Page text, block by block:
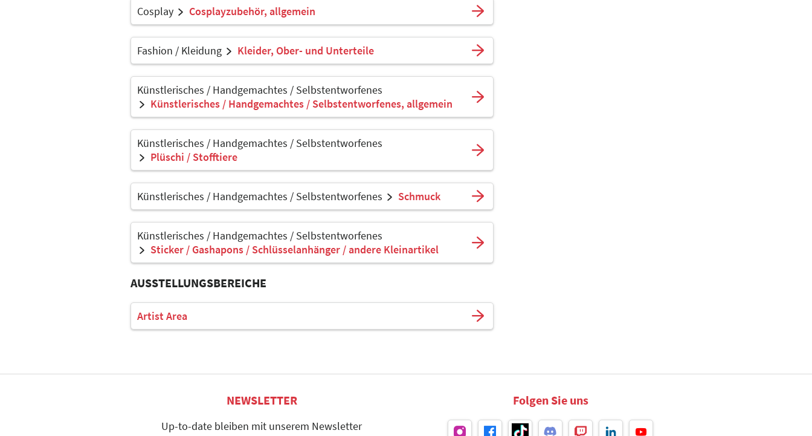
Cosplay Cosplayzubehör, allgemein
Fashion / Kleidung Kleider, Ober- und Unterteile
Künstlerisches / Handgemachtes / Selbstentworfenes
Künstlerisches / Handgemachtes / Selbstentworfenes, allgemein
Künstlerisches / Handgemachtes / Selbstentworfenes
Plüschi / Stofftiere
Künstlerisches / Handgemachtes / Selbstentworfenes Schmuck
Künstlerisches / Handgemachtes / Selbstentworfenes
Sticker / Gashapons / Schlüsselanhänger / andere Kleinartikel
AUSSTELLUNGSBEREICHE
Artist Area
NEWSLETTER
Up-to-date bleiben mit unserem Newsletter
Folgen Sie uns